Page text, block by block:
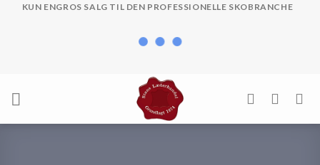
KUN ENGROS SALG TIL DEN PROFESSIONELLE SKOBRANCHE